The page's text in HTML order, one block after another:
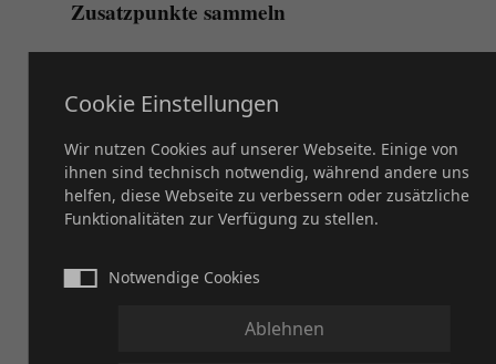
Zusatzpunkte sammeln
Rides teilnimmt, sammelt
Kilometerpunktefür die dort errittenen
Strecken.
Der Reiter muss Mitglied
Cookie Einstellungen
Wir nutzen Cookies auf unserer Webseite. Einige von
ihnen sind technisch notwendig, während andere uns
helfen, diese Webseite zu verbessern oder zusätzliche
Funktionalitäten zur Verfügung zu stellen.
Notwendige Cookies
Ablehnen